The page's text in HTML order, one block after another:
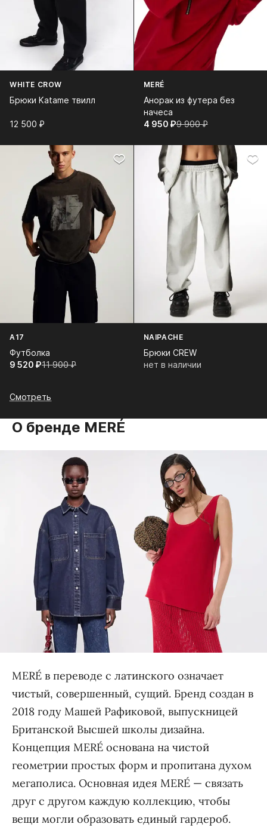
WHITE CROW
Брюки Katame твилл
12 500⁠ ⁠₽
MERÉ
Анорак из футера без
начеса
4 950⁠ ⁠₽9 900⁠ ⁠₽
A17
Футболка
9 520⁠ ⁠₽11 900⁠ ⁠₽
NAIPACHE
Брюки CREW
нет в наличии
Смотреть
О бренде MERÉ
MERÉ в переводе с латинского означает
чистый, совершенный, сущий. Бренд создан в
2018 году Машей Рафиковой, выпускницей
Британской Высшей школы дизайна.
Концепция MERÉ основана на чистой
геометрии простых форм и пропитана духом
мегаполиса. Основная идея MERÉ — связать
друг с другом каждую коллекцию, чтобы
вещи могли образовать единый гардероб.